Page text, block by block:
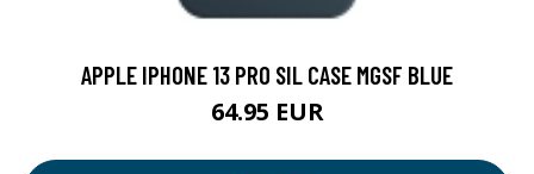
APPLE IPHONE 13 PRO SIL CASE MGSF BLUE
64.95 EUR